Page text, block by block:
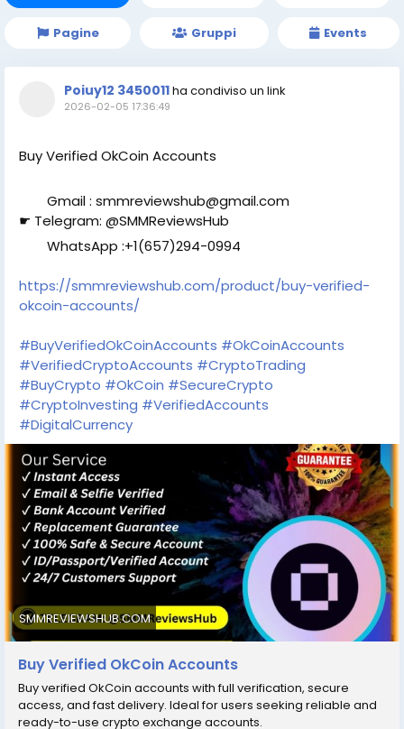
Pagine Gruppi Events
Poiuy12 3450011ha condiviso un link
2026-02-05 17:36:49
Buy Verified OkCoin Accounts
Gmail : smmreviewshub@gmail.com
☛ Telegram: @SMMReviewsHub
WhatsApp :+1(657)294-0994
https://smmreviewshub.com/product/buy-verified-
okcoin-accounts/
#BuyVerifiedOkCoinAccounts #OkCoinAccounts
#VerifiedCryptoAccounts #CryptoTrading
#BuyCrypto #OkCoin #SecureCrypto
#CryptoInvesting #VerifiedAccounts
#DigitalCurrency
SMMREVIEWSHUB.COM
Buy Verified OkCoin Accounts
Buy verified OkCoin accounts with full verification, secure
access, and fast delivery. Ideal for users seeking reliable and
ready-to-use crypto exchange accounts.